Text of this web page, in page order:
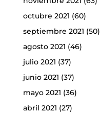
octubre 2021 (60)
septiembre 2021 (50)
agosto 2021 (46)
julio 2021 (37)
junio 2021 (37)
mayo 2021 (36)
abril 2021 (27)